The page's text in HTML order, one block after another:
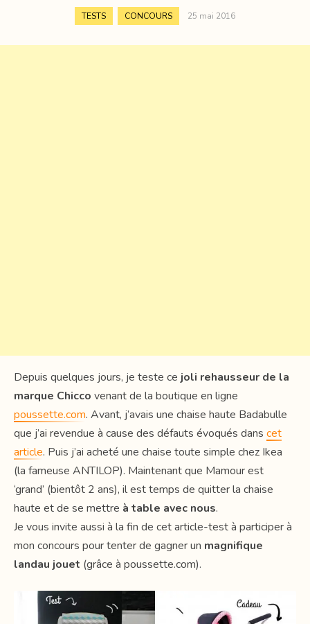
TESTS CONCOURS 25 mai 2016
Depuis quelques jours, je teste ce joli rehausseur de la
marque Chicco venant de la boutique en ligne
poussette.com. Avant, j’avais une chaise haute Badabulle
que j’ai revendue à cause des défauts évoqués dans cet
article. Puis j’ai acheté une chaise toute simple chez Ikea
(la fameuse ANTILOP). Maintenant que Mamour est
‘grand’ (bientôt 2 ans), il est temps de quitter la chaise
haute et de se mettre à table avec nous.
Je vous invite aussi à la fin de cet article-test à participer à
mon concours pour tenter de gagner un magnifique
landau jouet (grâce à poussette.com).